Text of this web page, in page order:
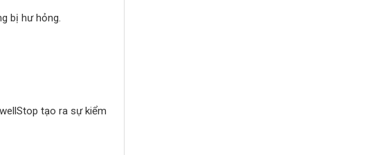
bị hư hỏng.
tạo ra sự kiểm